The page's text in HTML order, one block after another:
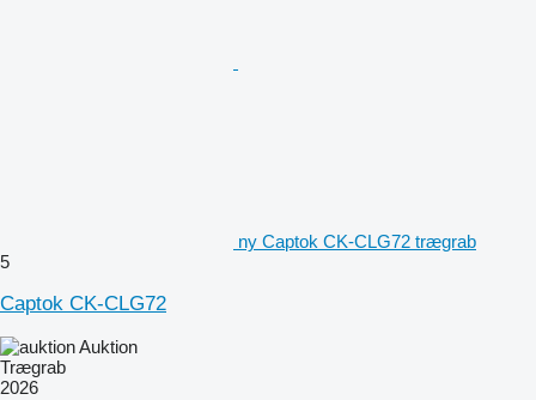
ny Captok CK-CLG72 trægrab
5
Captok CK-CLG72
Auktion
Trægrab
2026